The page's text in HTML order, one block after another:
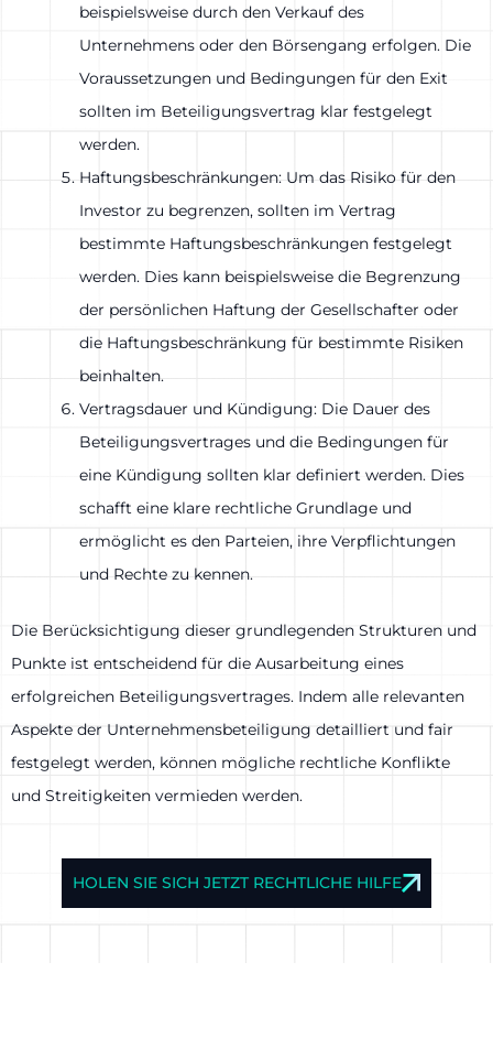
beispielsweise durch den Verkauf des
Unternehmens oder den Börsengang erfolgen. Die
Voraussetzungen und Bedingungen für den Exit
sollten im Beteiligungsvertrag klar festgelegt
werden.
Haftungsbeschränkungen: Um das Risiko für den
Investor zu begrenzen, sollten im Vertrag
bestimmte Haftungsbeschränkungen festgelegt
werden. Dies kann beispielsweise die Begrenzung
der persönlichen Haftung der Gesellschafter oder
die Haftungsbeschränkung für bestimmte Risiken
beinhalten.
Vertragsdauer und Kündigung: Die Dauer des
Beteiligungsvertrages und die Bedingungen für
eine Kündigung sollten klar definiert werden. Dies
schafft eine klare rechtliche Grundlage und
ermöglicht es den Parteien, ihre Verpflichtungen
und Rechte zu kennen.
Die Berücksichtigung dieser grundlegenden Strukturen und
Punkte ist entscheidend für die Ausarbeitung eines
erfolgreichen Beteiligungsvertrages. Indem alle relevanten
Aspekte der Unternehmensbeteiligung detailliert und fair
festgelegt werden, können mögliche rechtliche Konflikte
und Streitigkeiten vermieden werden.
HOLEN SIE SICH JETZT RECHTLICHE HILFE